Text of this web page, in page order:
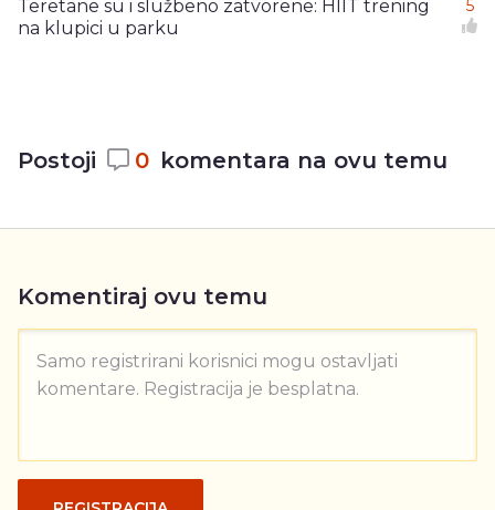
Teretane su i službeno zatvorene: HIIT trening
na klupici u parku
5
Postoji 0 komentara na ovu temu
Komentiraj ovu temu
Samo registrirani korisnici mogu ostavljati
komentare. Registracija je besplatna.